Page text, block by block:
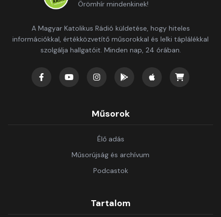
Örömhír mindenkinek!
A Magyar Katolikus Rádió küldetése, hogy hiteles
információkkal, értékközvetítő műsorokkal és lelki táplálékkal
szolgálja hallgatóit. Minden nap, 24 órában.
Műsorok
Élő adás
Műsorújság és archívum
Podcastok
Tartalom